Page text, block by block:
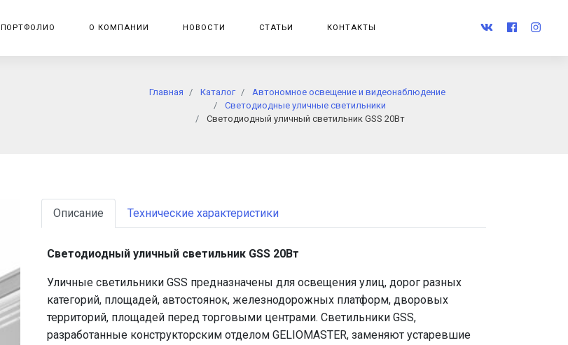
ПОРТФОЛИО О КОМПАНИИ НОВОСТИ СТАТЬИ КОНТАКТЫ
Главная Каталог
Автономное освещение и видеонаблюдение
Светодиодные уличные светильники
Светодиодный уличный светильник GSS 20Вт
Описание Технические характеристики
Светодиодный уличный светильник GSS 20Вт
Уличные светильники GSS предназначены для освещения улиц, дорог разных
категорий, площадей, автостоянок, железнодорожных платформ, дворовых
территорий, площадей перед торговыми центрами. Светильники GSS,
разработанные конструкторским отделом GELIOMASTER, заменяют устаревшие